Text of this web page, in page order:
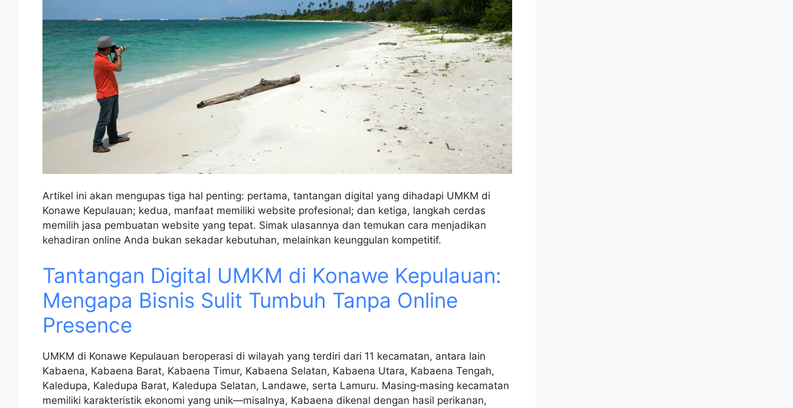
Artikel ini akan mengupas tiga hal penting: pertama, tantangan digital yang dihadapi UMKM di
Konawe Kepulauan; kedua, manfaat memiliki website profesional; dan ketiga, langkah cerdas
memilih jasa pembuatan website yang tepat. Simak ulasannya dan temukan cara menjadikan
kehadiran online Anda bukan sekadar kebutuhan, melainkan keunggulan kompetitif.
Tantangan Digital UMKM di Konawe Kepulauan:
Mengapa Bisnis Sulit Tumbuh Tanpa Online
Presence
UMKM di Konawe Kepulauan beroperasi di wilayah yang terdiri dari 11 kecamatan, antara lain
Kabaena, Kabaena Barat, Kabaena Timur, Kabaena Selatan, Kabaena Utara, Kabaena Tengah,
Kaledupa, Kaledupa Barat, Kaledupa Selatan, Landawe, serta Lamuru. Masing‑masing kecamatan
memiliki karakteristik ekonomi yang unik—misalnya, Kabaena dikenal dengan hasil perikanan,